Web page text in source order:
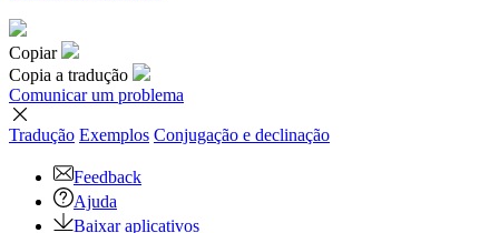
Copiar
Copia a tradução
Comunicar um problema
Tradução Exemplos Conjugação e declinação
Feedback
Ajuda
Baixar aplicativos